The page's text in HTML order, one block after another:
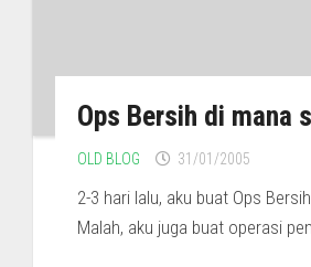
Ops Bersih di mana
OLD BLOG 31/01/2005
2-3 hari lalu, aku buat Ops
Malah, aku juga buat operasi